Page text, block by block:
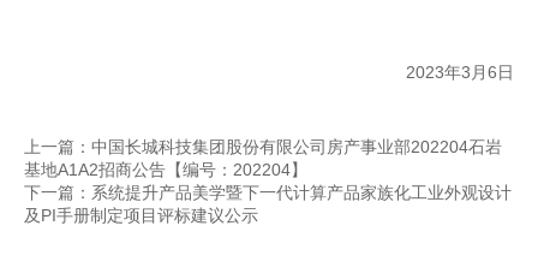
2023年3月6日
上一篇：中国长城科技集团股份有限公司房产事业部202204石岩
基地A1A2招商公告【编号：202204】
下一篇：系统提升产品美学暨下一代计算产品家族化工业外观设计
及PI手册制定项目评标建议公示